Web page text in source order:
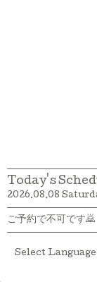
Today's
2026.08.08
ご予約で不可です🙇
Select Language